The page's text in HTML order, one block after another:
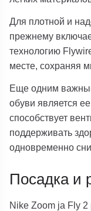
Для плотной и
прежнему
технологию
месте, сохраняя
Еще одним
обуви является
способствует
поддерживать
одновременно
Посадка и
Nike Zoom ja Fly 2